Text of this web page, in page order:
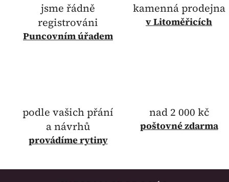
jsme řádně
registrováni
Puncovním úřadem
kamenná prodejna
v Litoměřicích
podle vašich přání
a návrhů
provádíme rytiny
nad 2 000 kč
poštovnézdarma